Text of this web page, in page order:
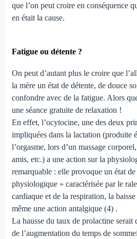
que l’on peut croire en conséquence
en était la cause.
Fatigue ou détente ?
On peut d’autant plus le croire que
la mère un état de détente, de douce
confondre avec de la fatigue. Alors
une séance gratuite de relaxation !
En effet, l’ocytocine, une des deux
impliquées dans la lactation (produite
l’orgasme, lors d’un massage
amis, etc.) a une action sur la
remarquable : elle provoque un état
physiologique » caractérisée par le
cardiaque et de la respiration, la
même une action antalgique (4) .
La hausse du taux de prolactine serait
de l’augmentation du temps de